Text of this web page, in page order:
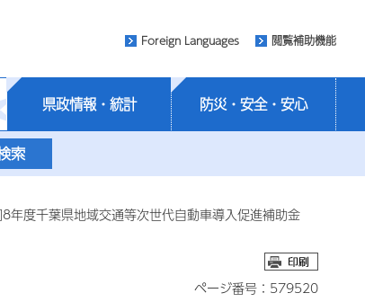
Foreign Languages 閲覧補助機能
県政情報・統計 防災・安全・安心
年度千葉県地域交通等次世代自動車導入促進補助金
ページ番号：579520